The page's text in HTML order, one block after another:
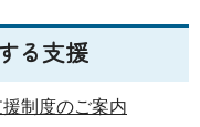
る支援
制度のご案内